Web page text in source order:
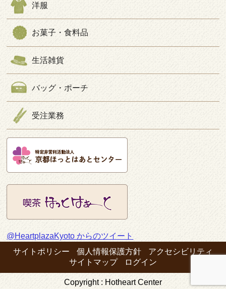
洋服
お菓子・食料品
生活雑貨
バッグ・ポーチ
受注業務
@HeartplazaKyoto からのツイート
サイトポリシー
個人情報保護方針
アクセシビリティ
サイトマップ
ログイン
Copyright : Hotheart Center